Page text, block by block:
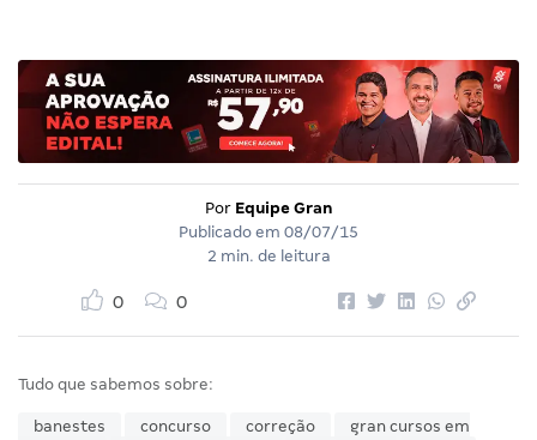
Por Equipe Gran
Publicado em 08/07/15
2 min. de leitura
0 0
Tudo que sabemos sobre:
banestes concurso correção
gran cursos em